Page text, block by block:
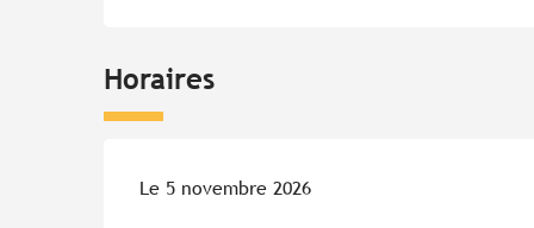
Horaires
Le 5 novembre 2026